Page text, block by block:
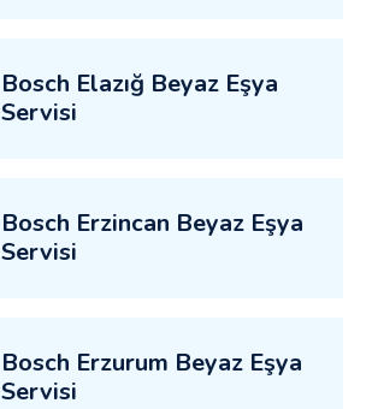
Bosch Elazığ Beyaz Eşya
Servisi
Bosch Erzincan Beyaz Eşya
Servisi
Bosch Erzurum Beyaz Eşya
Servisi